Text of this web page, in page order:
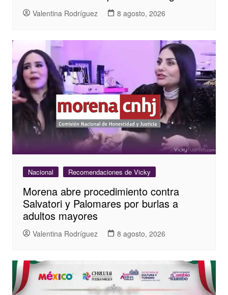
Valentina Rodríguez 8 agosto, 2026
Nacional Recomendaciones de Vicky
Morena abre procedimiento contra
Salvatori y Palomares por burlas a
adultos mayores
Valentina Rodríguez 8 agosto, 2026